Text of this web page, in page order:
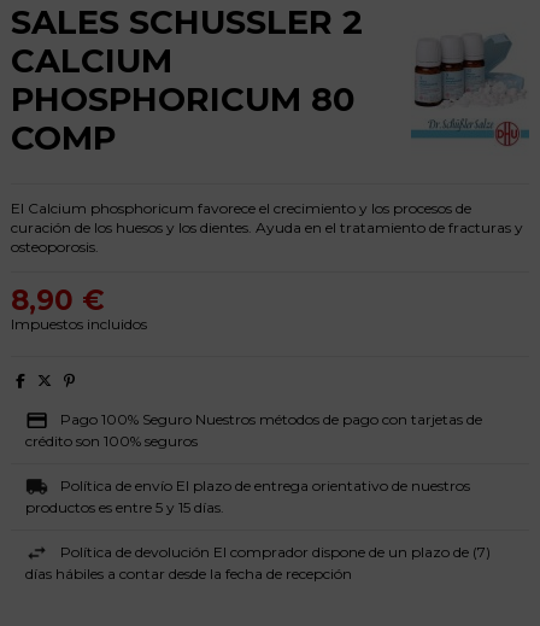
SALES SCHUSSLER 2
CALCIUM
PHOSPHORICUM 80
COMP
El Calcium phosphoricum favorece el crecimiento y los procesos de
curación de los huesos y los dientes. Ayuda en el tratamiento de fracturas y
osteoporosis.
8,90 €
Impuestos incluidos
Pago 100% Seguro Nuestros métodos de pago con tarjetas de
crédito son 100% seguros
Política de envío El plazo de entrega orientativo de nuestros
productos es entre 5 y 15 días.
Política de devolución El comprador dispone de un plazo de (7)
días hábiles a contar desde la fecha de recepción